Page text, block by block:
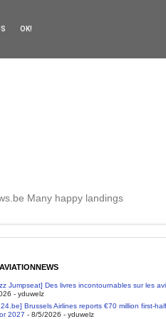
Many happy landings
Jumpseat] Des livres incontournables sur les
- yduwelz
Brussels Airlines reports €70 million first-
2027 - 8/5/2026 - yduwelz
OK!